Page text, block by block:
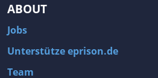
ABOUT
Jobs
Unterstütze eprison.de
Team